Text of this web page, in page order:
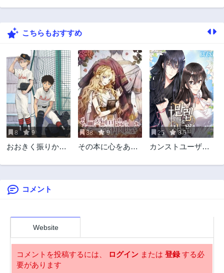
こちらもおすすめ
8 9
おおきく振りかぶ
38 9
その本に心をあげ
25 8.5
カンストユーザー
方法
コメント
Website
コメントを投稿するには、 ログイン または 登録する必
要があります